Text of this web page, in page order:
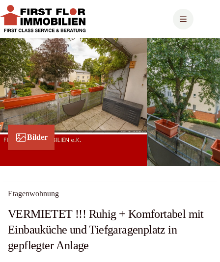
Zum
Inhalt
springen
Bilder
Etagenwohnung
VERMIETET !!! Ruhig + Komfortabel mit
Einbauküche und Tiefgaragenplatz in
gepflegter Anlage